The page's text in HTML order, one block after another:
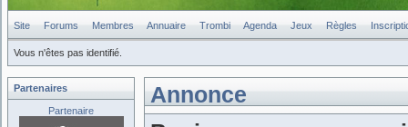
Site Forums Membres Annuaire Trombi Agenda Jeux Règles
Vous n'êtes pas identifié.
Annonce
Partenaires
Partenaire